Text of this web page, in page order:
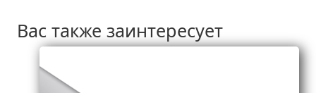
Вас также заинтересует